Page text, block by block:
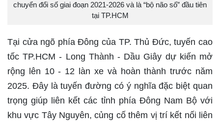
chuyển đổi số giai đoạn 2021-2026 và là “bộ não số” đầu tiên
tại TP.HCM
Tại cửa ngõ phía Đông của TP. Thủ Đức, tuyến cao
tốc TP.HCM - Long Thành - Dầu Giây dự kiến mở
rộng lên 10 - 12 làn xe và hoàn thành trước năm
2025. Đây là tuyến đường có ý nghĩa đặc biệt quan
trọng giúp liên kết các tỉnh phía Đông Nam Bộ với
khu vực Tây Nguyên, củng cố thêm vị trí kết nối liên